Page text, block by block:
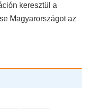
keresztül a
Magyarországot az